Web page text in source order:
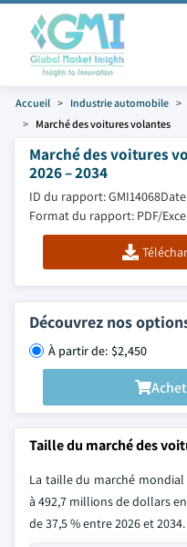
Accueil Industrie automobile
Marché des voitures volantes
Marché des voitures
2026 – 2034
ID du rapport: GMI14068
Format du rapport: PDF/
Découvrez nos
À partir de: $2,450
Taille du marché des
La taille du marché
à 492,7 millions de dollars
de 37,5 % entre 2026 et 2034.